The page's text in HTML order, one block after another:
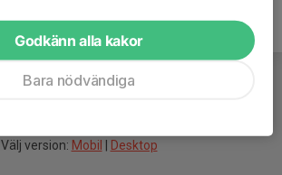
Välj version: Mobil Desktop
Godkänn alla kakor
Bara nödvändiga